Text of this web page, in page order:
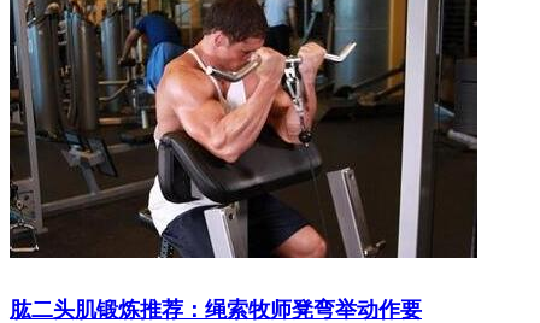
肱二头肌锻炼推荐：绳索牧师凳弯举动作要